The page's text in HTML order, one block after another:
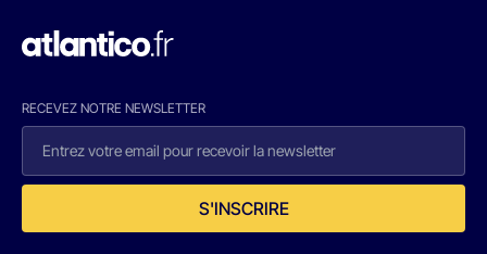
RECEVEZ NOTRE NEWSLETTER
S'INSCRIRE